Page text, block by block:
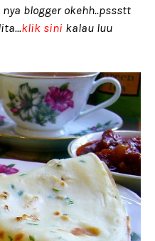
blogger okehh..pssstt
klik sini kalau luu